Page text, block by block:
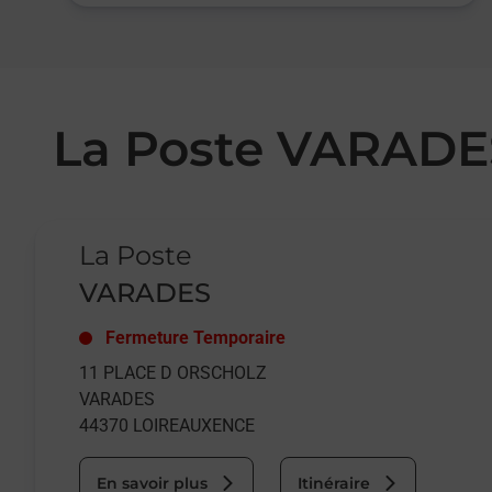
La Poste
La Poste
VARADES
Fermeture Temporaire
11 PLACE D ORSCHOLZ
VARADES
44370 LOIREAUXENCE
En savoir plus Itinéraire